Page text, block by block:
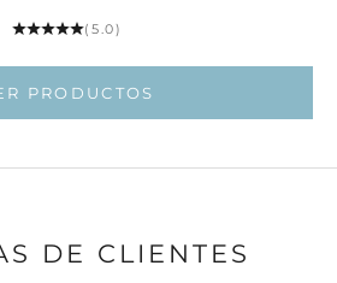
(5.0)
PRODUCTOS
DE CLIENTES